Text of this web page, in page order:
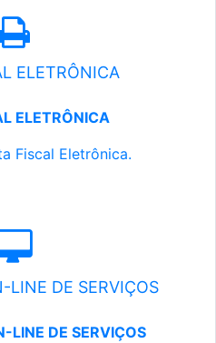
ELETRÔNICA
ELETRÔNICA
Fiscal Eletrônica.
LINE DE SERVIÇOS
LINE DE SERVIÇOS